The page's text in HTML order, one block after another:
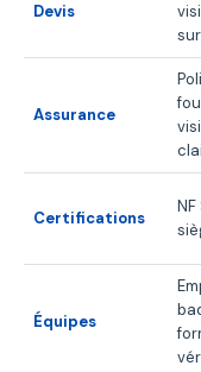
Devis
Assurance
Certifications
Équipes